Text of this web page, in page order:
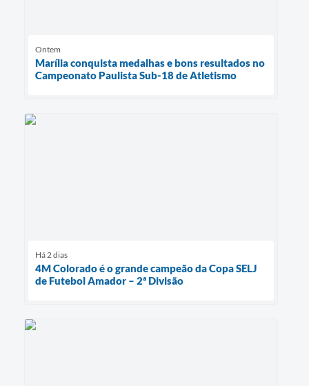
Ontem
Marília conquista medalhas e bons resultados no
Campeonato Paulista Sub-18 de Atletismo
Há 2 dias
4M Colorado é o grande campeão da Copa SELJ
de Futebol Amador – 2ª Divisão